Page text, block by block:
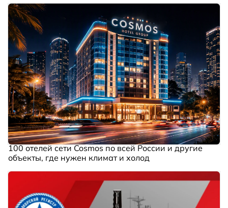
100 отелей сети Cosmos по всей России и другие
объекты, где нужен климат и холод